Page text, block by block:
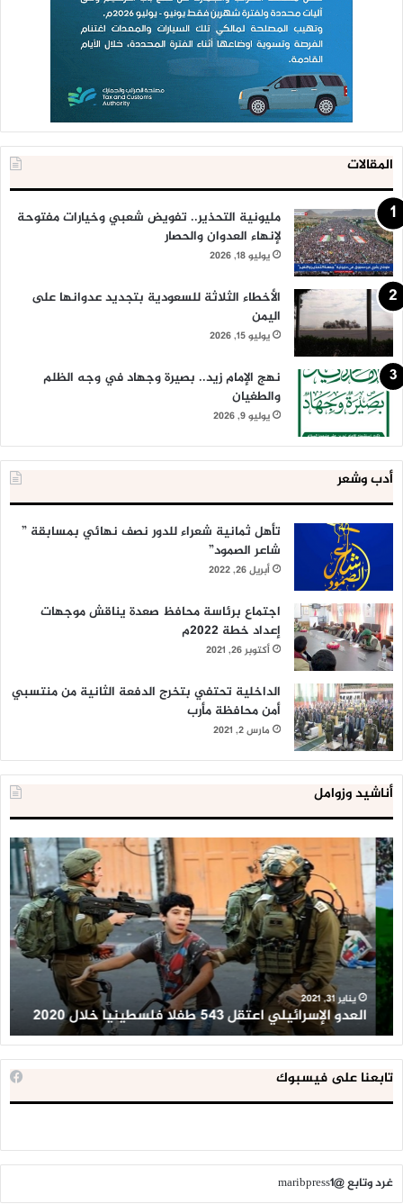
المقالات
مليونية التحذير.. تفويض شعبي وخيارات مفتوحة
لإنهاء العدوان والحصار
يوليو 18, 2026
الأخطاء الثلاثة للسعودية بتجديد عدوانها على
اليمن
يوليو 15, 2026
نهج الإمام زيد.. بصيرة وجهاد في وجه الظلم
والطغيان
يوليو 9, 2026
أدب وشعر
تأهل ثمانية شعراء للدور نصف نهائي بمسابقة ”
شاعر الصمود”
أبريل 26, 2022
اجتماع برئاسة محافظ صعدة يناقش موجهات
إعداد خطة 2022م
أكتوبر 26, 2021
الداخلية تحتفي بتخرج الدفعة الثانية من منتسبي
أمن محافظة مأرب
مارس 2, 2021
أناشيد وزوامل
العدو
الإسرائيلي
اعتقل
543
طفلا
فلسطينيا
خلال
2020
يناير 31, 2021
العدو الإسرائيلي اعتقل 543 طفلا فلسطينيا خلال 2020
تابعنا على فيسبوك
غرد وتابع @maribpress1